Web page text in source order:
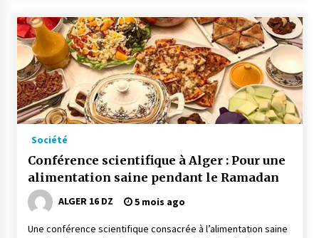
algériens participe à une compétition
internationale
3 semaines ago
Université Alger 3 : Lancement d’un master à
cursus intégré à la licence en communication
en langue amazighe
3 semaines ago
Société
Conférence scientifique à Alger : Pour une
alimentation saine pendant le Ramadan
ALGER 16 DZ 5 mois ago
Une conférence scientifique consacrée à l’alimentation saine